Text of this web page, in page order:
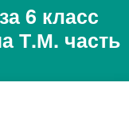
6 класс
Т.М. часть